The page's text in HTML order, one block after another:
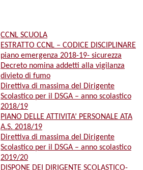
CCNL SCUOLA
ESTRATTO CCNL – CODICE DISCIPLINARE
piano emergenza 2018-19- sicurezza
Decreto nomina addetti alla vigilanza
divieto di fumo
Direttiva di massima del Dirigente
Scolastico per il DSGA – anno scolastico
2018/19
PIANO DELLE ATTIVITA’ PERSONALE ATA
A.S. 2018/19
Direttiva di massima del Dirigente
Scolastico per il DSGA – anno scolastico
2019/20
DISPONE DEI DIRIGENTE SCOLASTICO-